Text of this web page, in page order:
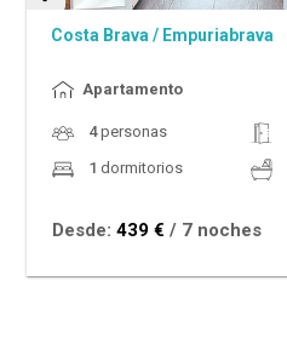
Costa Brava / Empuriabrava
Apartamento
4personas
1 dormitorios
Desde: 439 € / 7 noches